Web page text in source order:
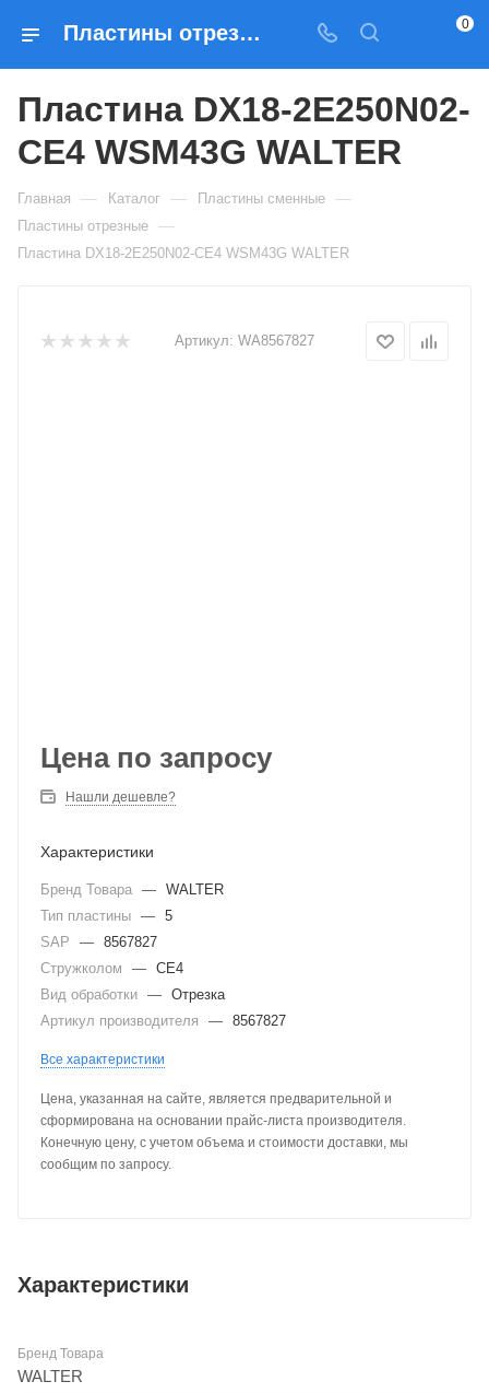
Пластины отрезные Пластина DX18-2E250N02-CE4 WSM43G WALTER — купить по выгодным ценам в Москве 0
Пластина DX18-2E250N02-
CE4 WSM43G WALTER
Главная — Каталог — Пластины сменные —
Пластины отрезные —
Пластина DX18-2E250N02-CE4 WSM43G WALTER
Артикул: WA8567827
Цена по запросу
Нашли дешевле?
Характеристики
Бренд Товара — WALTER
Тип пластины — 5
SAP
— 8567827
Стружколом
— CE4
Вид обработки — Отрезка
Артикул производителя
— 8567827
Все характеристики
Цена, указанная на сайте, является предварительной и
сформирована на основании прайс-листа производителя.
Конечную цену, с учетом объема и стоимости доставки, мы
сообщим по запросу.
Характеристики
Бренд Товара
WALTER